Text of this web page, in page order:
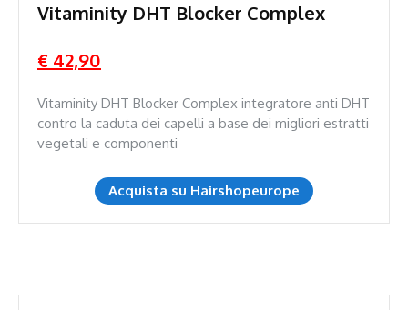
Vitaminity DHT Blocker Complex
€ 42,90
Vitaminity DHT Blocker Complex integratore anti DHT
contro la caduta dei capelli a base dei migliori estratti
vegetali e componenti
Acquista su Hairshopeurope